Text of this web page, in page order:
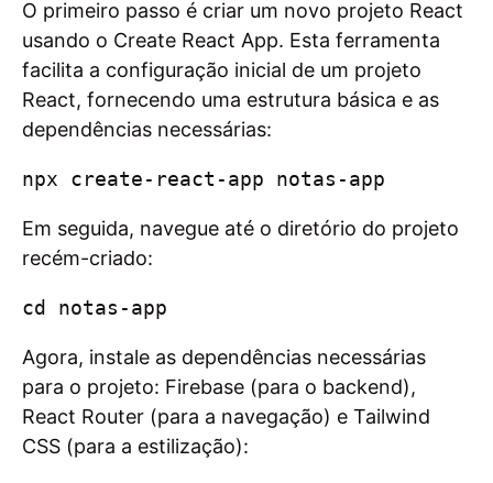
O primeiro passo é criar um novo projeto React
usando o Create React App. Esta ferramenta
facilita a configuração inicial de um projeto
React, fornecendo uma estrutura básica e as
dependências necessárias:
npx create-react-app notas-app
Em seguida, navegue até o diretório do projeto
recém-criado:
cd notas-app
Agora, instale as dependências necessárias
para o projeto: Firebase (para o backend),
React Router (para a navegação) e Tailwind
CSS (para a estilização):